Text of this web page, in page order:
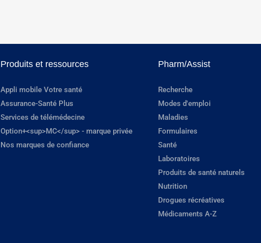
Produits et ressources
Appli mobile Votre santé
Assurance-Santé Plus
Services de télémédecine
Option+<sup>MC</sup> - marque privée
Nos marques de confiance
Pharm/Assist
Recherche
Modes d'emploi
Maladies
Formulaires
Santé
Laboratoires
Produits de santé naturels
Nutrition
Drogues récréatives
Médicaments A-Z